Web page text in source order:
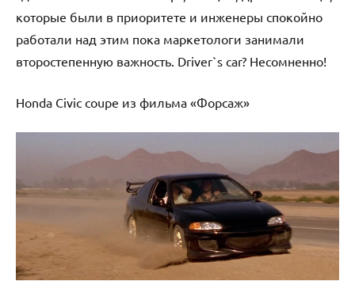
которые были в приоритете и инженеры спокойно
работали над этим пока маркетологи занимали
второстепенную важность. Driver`s car? Несомненно!
Honda Civic coupe из фильма «Форсаж»